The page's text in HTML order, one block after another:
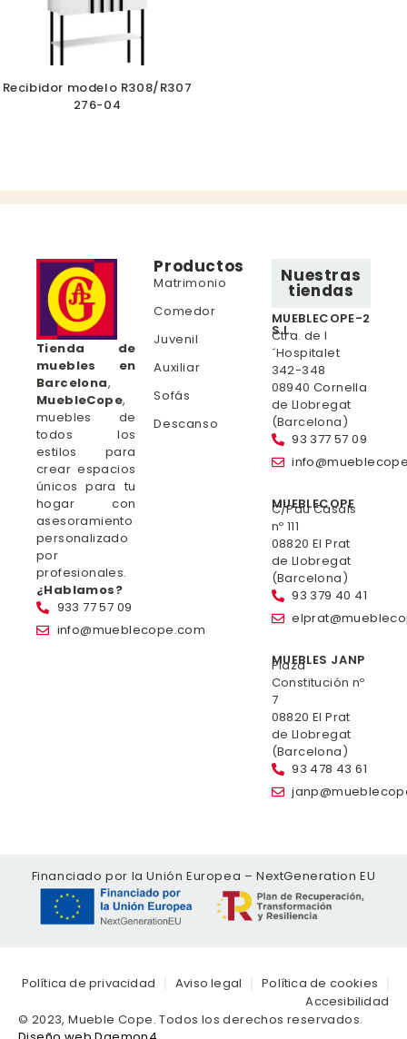
Recibidor modelo R308/R307
276-04
Tienda de
muebles en
Barcelona,
MuebleCope,
muebles de
todos los
estilos para
crear espacios
únicos para tu
hogar con
asesoramiento
personalizado
por
profesionales.
¿Hablamos?
933 77 57 09
info@mueblecope.com
Productos
Matrimonio
Comedor
Juvenil
Auxiliar
Sofás
Descanso
Nuestras
tiendas
MUEBLECOPE-2
S.L.
Ctra. de l
´Hospitalet
342-348
08940 Cornella
de Llobregat
(Barcelona)
93 377 57 09
MUEBLECOPE
C/Pau Casals
nº 111
08820 El Prat
de Llobregat
(Barcelona)
93 379 40 41
MUEBLES JANP
Plaza
Constitución nº
7
08820 El Prat
de Llobregat
(Barcelona)
93 478 43 61
Financiado por la Unión Europea – NextGeneration EU
© 2023, Mueble Cope. Todos los derechos reservados.
Política de privacidad Aviso legal
Política de cookies
Accesibilidad